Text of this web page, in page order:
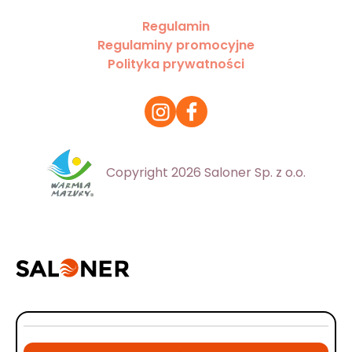
Regulamin
Regulaminy promocyjne
Polityka prywatności
Copyright 2026 Saloner Sp. z o.o.